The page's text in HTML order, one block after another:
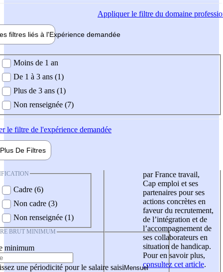
Appliquerle filtre du domaine
filtres liés à l'Expérience demandée
demandée
Moins de 1 an
De 1 à 3 ans (1)
Plus de 3 ans (1)
Non renseignée (7)
le filtre de l'expérience demandée
Plus De Filtres
Cadre (6)
Non cadre (3)
Non renseignée (1)
BRUT MINIMUM
minimum
une périodicité pour le salaire saisi
par France travail,
Cap emploi et ses
partenaires pour ses
actions concrètes en
faveur du recrutement,
de l’intégration et de
l’accompagnement de
ses collaborateurs en
situation de handicap.
Pour en savoir plus,
consultez cet article.